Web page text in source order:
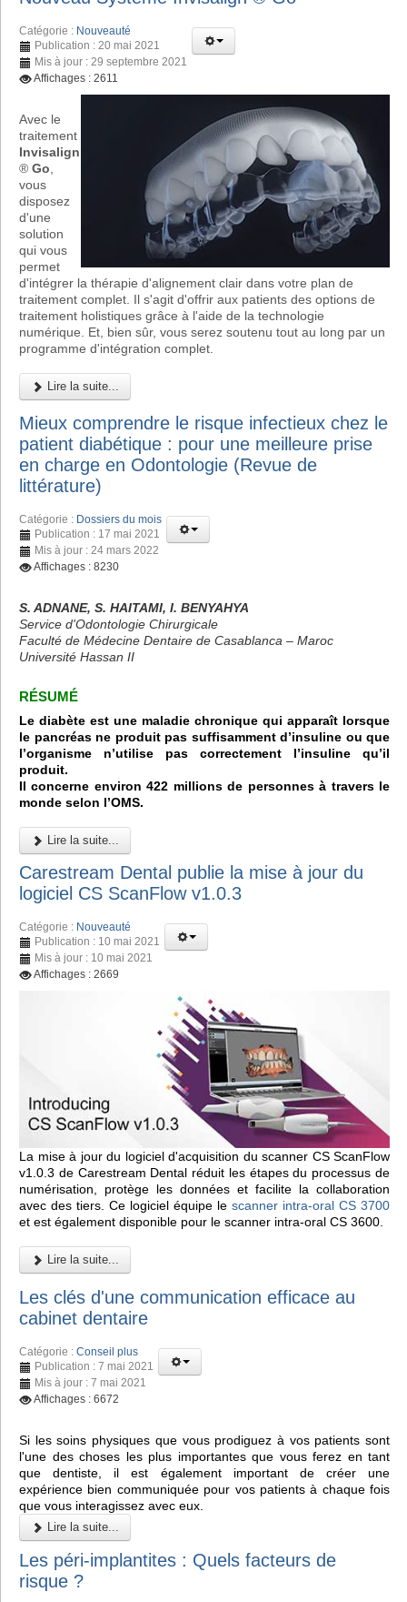
Catégorie : Nouveauté
Publication : 20 mai 2021
Mis à jour : 29 septembre 2021
Affichages : 2611
Avec le
traitement
Invisalign
® Go
vous
disposez
d'une
solution
qui vous
permet
d'intégrer la thérapie d'alignement clair dans votre plan de
traitement complet. Il s'agit d'offrir aux patients des options de
traitement holistiques grâce à l'aide de la technologie
numérique. Et, bien sûr, vous serez soutenu tout au long par un
programme d'intégration complet.
Lire la suite...
Mieux comprendre le risque infectieux chez le
patient diabétique : pour une meilleure prise
en charge en Odontologie (Revue de
littérature)
Catégorie : Dossiers du mois
Publication : 17 mai 2021
Mis à jour : 24 mars 2022
Affichages : 8230
S. ADNANE, S. HAITAMI, I. BENYAHYA
Service d'Odontologie Chirurgicale
Faculté de Médecine Dentaire de Casablanca – Maroc
Université Hassan II
RÉSUMÉ
Le diabète est une maladie chronique qui apparaît lorsque
le pancréas ne produit pas suffisamment d’insuline ou que
l’organisme n’utilise pas correctement l’insuline qu’il
produit.
Il concerne environ 422 millions de personnes à travers le
monde selon l’OMS.
Lire la suite...
Carestream Dental publie la mise à jour du
logiciel CS ScanFlow v1.0.3
Catégorie : Nouveauté
Publication : 10 mai 2021
Mis à jour : 10 mai 2021
Affichages : 2669
La mise à jour du logiciel d'acquisition du scanner CS ScanFlow
v1.0.3 de Carestream Dental réduit les étapes du processus de
numérisation, protège les données et facilite la collaboration
avec des tiers. Ce logiciel équipe le scanner intra-oral CS 3700
et est également disponible pour le scanner intra-oral CS 3600.
Lire la suite...
Les clés d'une communication efficace au
cabinet dentaire
Catégorie : Conseil plus
Publication : 7 mai 2021
Mis à jour : 7 mai 2021
Affichages : 6672
Si les soins physiques que vous prodiguez à vos patients sont
l'une des choses les plus importantes que vous ferez en tant
que dentiste, il est également important de créer une
expérience bien communiquée pour vos patients à chaque fois
que vous interagissez avec eux.
Lire la suite...
Les péri-implantites : Quels facteurs de
risque ?